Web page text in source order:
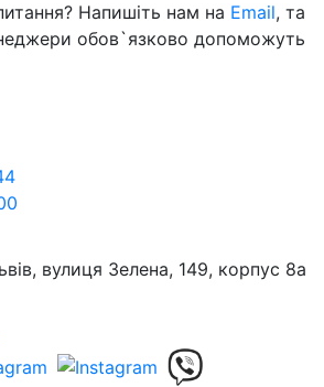
Напишіть нам на Email, та
обов`язково допоможуть
вулиця Зелена, 149, корпус 8а